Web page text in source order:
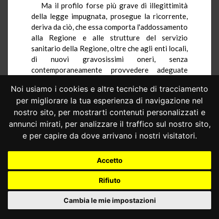
Noi usiamo i cookies e altre tecniche di tracciamento
per migliorare la tua esperienza di navigazione nel
nostro sito, per mostrarti contenuti personalizzati e
annunci mirati, per analizzare il traffico sul nostro sito,
e per capire da dove arrivano i nostri visitatori.
Accetto
Rifiuto
Cambia le mie impostazioni
Ma il profilo forse più grave di illegittimità
della legge impugnata, prosegue la ricorrente,
deriva da ciò, che essa comporta l'addossamento
alla Regione e alle strutture del servizio
sanitario della Regione, oltre che agli enti locali,
di nuovi gravosissimi oneri, senza
contemporaneamente provvedere adeguate
della Costituzione, e ledendo l'autonomia
finanziaria della Regione.
In particolare, la legge, ad avviso della
ricorrente, pone oneri a carico diretto della
Regione (contributi per la realizzazione degli
interventi di competenza dei Comuni: art. 3,
comma secondo; formazione e attuazione del
programma di prevenzione del randagismo: art.
3, commi terzo e quarto; indennizzo agli
agricoltori: art. 3, comma quinto); pone oneri a
carico delle strutture sanitarie pubbliche, che